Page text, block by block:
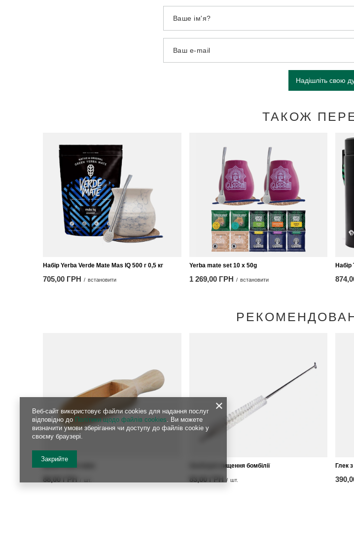
Ваше ім'я?
Ваш e-mail
Надішліть свою
ТАКОЖ
Набір Yerba Verde Mate Mas IQ 500 г 0,5 кг
705,00 ГРН / встановити
Yerba mate set 10 x 50g
1 269,00 ГРН / встановити
88,00 ГРН шт.
Засіб для чищення бомбілії
83,00 ГРН / шт.
Глек
Веб-сайт використовує файли cookies для надання послуг
відповідно до Політики щодо файлів cookies. Ви можете
визначити умови зберігання чи доступу до файлів cookie у
своєму браузері.
Закрийте